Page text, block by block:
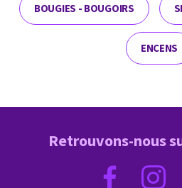
BOUGIES - BOUGOIRS
ENCENS
Retrouvons-nous